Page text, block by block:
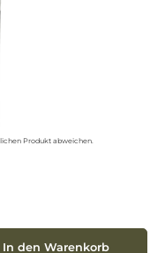
Produkt abweichen.
benutze die Schaltflächen um
In den Warenkorb